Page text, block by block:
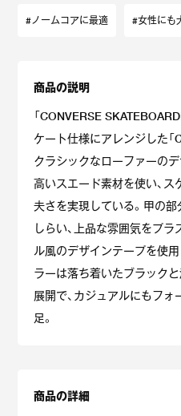
#ノームコアに最適 #女性にも
商品の説明
「CONVERSE
ケート仕様にアレンジした「
クラシックなローファーの
高いスエード素材を使い、
夫さを実現している。甲の
しらい、上品な雰囲気をプ
ル風のデザインテープを使
ラーは落ち着いたブラック
展開で、カジュアルにもフ
足。
商品の詳細